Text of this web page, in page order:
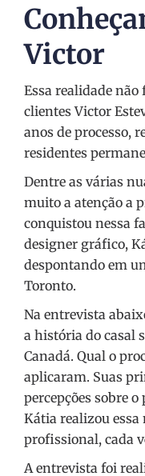
Victor
Essa realidade
clientes Victor
anos de processo,
residentes
Dentre as várias
muito a atenção a
conquistou nessa
designer gráfico,
despontando em
Toronto.
Na entrevista
a história do casal
Canadá. Qual o
aplicaram. Suas
percepções sobre
Kátia realizou
profissional, cada
A entrevista foi